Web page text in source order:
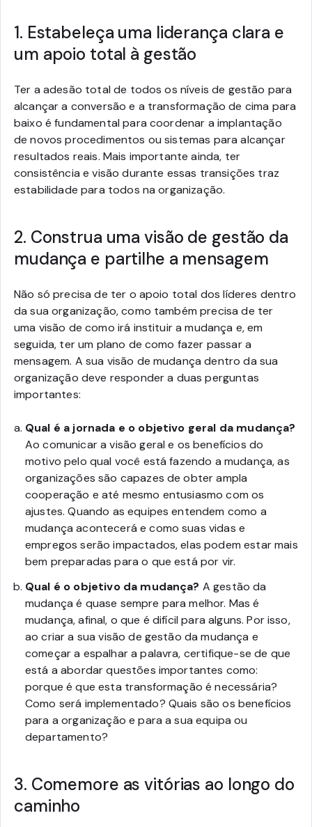
1. Estabeleça uma liderança clara e
um apoio total à gestão
Ter a adesão total de todos os níveis de gestão para
alcançar a conversão e a transformação de cima para
baixo é fundamental para coordenar a implantação
de novos procedimentos ou sistemas para alcançar
resultados reais. Mais importante ainda, ter
consistência e visão durante essas transições traz
estabilidade para todos na organização.
2. Construa uma visão de gestão da
mudança e partilhe a mensagem
Não só precisa de ter o apoio total dos líderes dentro
da sua organização, como também precisa de ter
uma visão de como irá instituir a mudança e, em
seguida, ter um plano de como fazer passar a
mensagem. A sua visão de mudança dentro da sua
organização deve responder a duas perguntas
importantes:
Qual é a jornada e o objetivo geral da mudança?
Ao comunicar a visão geral e os benefícios do
motivo pelo qual você está fazendo a mudança, as
organizações são capazes de obter ampla
cooperação e até mesmo entusiasmo com os
ajustes. Quando as equipes entendem como a
mudança acontecerá e como suas vidas e
empregos serão impactados, elas podem estar mais
bem preparadas para o que está por vir.
Qual é o objetivo da mudança? A gestão da
mudança é quase sempre para melhor. Mas é
mudança, afinal, o que é difícil para alguns. Por isso,
ao criar a sua visão de gestão da mudança e
começar a espalhar a palavra, certifique-se de que
está a abordar questões importantes como:
porque é que esta transformação é necessária?
Como será implementado? Quais são os benefícios
para a organização e para a sua equipa ou
departamento?
3. Comemore as vitórias ao longo do
caminho